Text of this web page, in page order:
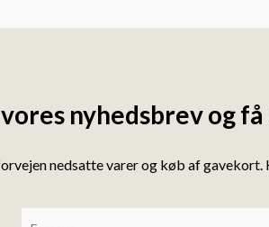
nyhedsbrev og
nedsatte varer og køb af gavekort.